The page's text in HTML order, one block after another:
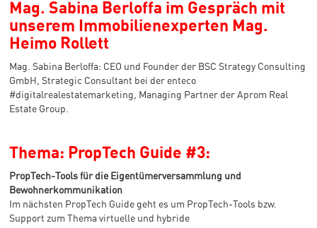
Mag. Sabina Berloffa im Gespräch mit
unserem Immobilienexperten Mag.
Heimo Rollett
Mag. Sabina Berloffa: CEO und Founder der BSC Strategy Consulting
GmbH, Strategic Consultant bei der enteco
#digitalrealestatemarketing, Managing Partner der Aprom Real
Estate Group.
Thema: PropTech Guide #3:
PropTech-Tools für die Eigentümerversammlung und
Bewohnerkommunikation
Im nächsten PropTech Guide geht es um PropTech-Tools bzw.
Support zum Thema virtuelle und hybride